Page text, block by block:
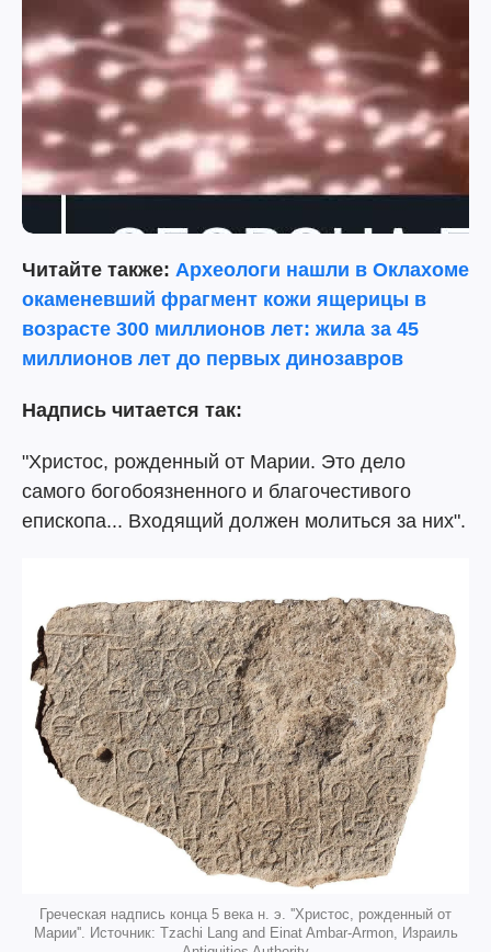
Читайте также: Археологи нашли в Оклахоме
окаменевший фрагмент кожи ящерицы в
возрасте 300 миллионов лет: жила за 45
миллионов лет до первых динозавров
Надпись читается так:
"Христос, рожденный от Марии. Это дело
самого богобоязненного и благочестивого
епископа... Входящий должен молиться за них".
Греческая надпись конца 5 века н. э. ''Христос, рожденный от
Марии''. Источник: Tzachi Lang and Einat Ambar-Armon, Израиль